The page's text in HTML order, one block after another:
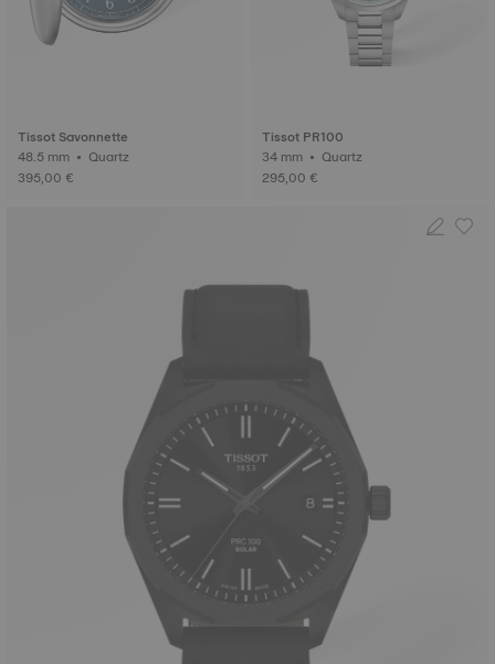
Tissot Savonnette
48.5 mm • Quartz
395,00 €
Tissot PR100
34 mm • Quartz
295,00 €